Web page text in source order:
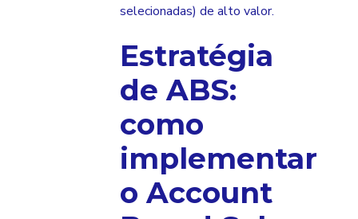
selecionadas) de alto valor.
Estratégia
de ABS:
como
implementar
o Account